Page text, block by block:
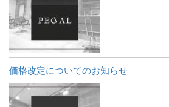
価格改定についてのお知らせ